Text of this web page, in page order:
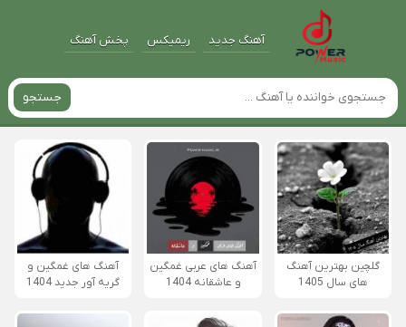
آهنگ جدید ریمیکس پخش آهنگ
جستجو
گلچین بهترین آهنگ
های سال 1405
آهنگ های عربی غمگین
و عاشقانه 1404
آهنگ های غمگین و
گریه آور جدید 1404